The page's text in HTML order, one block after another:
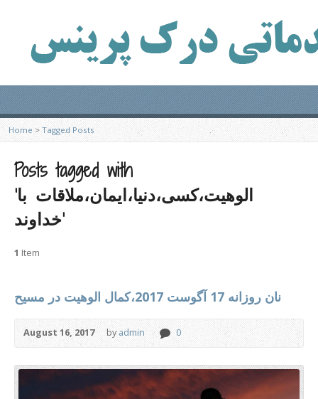
Home > Tagged Posts
Posts tagged with
‘الوهیت،کسی،دنیا،ایمان،ملاقات با
خداوند’
1 Item
نان روزانه 17 آگوست 2017،کمال الوهیت در مسیح
August 16, 2017 byadmin 0